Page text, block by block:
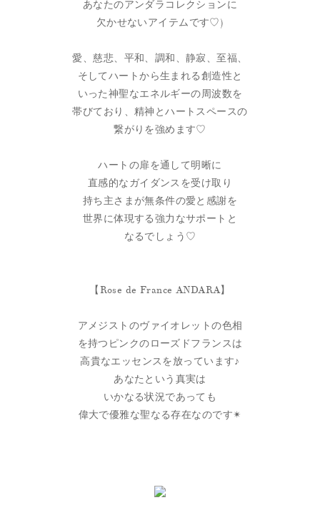
あなたのアンダラコレクションに
欠かせないアイテムです♡)
愛、慈悲、平和、調和、静寂、至福、
そしてハートから生まれる創造性と
いった神聖なエネルギーの周波数を
帯びており、精神とハートスペースの
繋がりを強めます♡
ハートの扉を通して明晰に
直感的なガイダンスを受け取り
持ち主さまが無条件の愛と感謝を
世界に体現する強力なサポートと
なるでしょう♡
【Rose de France ANDARA】
アメジストのヴァイオレットの色相
を持つピンクのローズドフランスは
高貴なエッセンスを放っています♪
あなたという真実は
いかなる状況であっても
偉大で優雅な聖なる存在なのです✴︎